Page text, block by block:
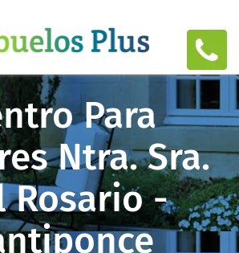
Para
Ntra. Sra.
Rosario -